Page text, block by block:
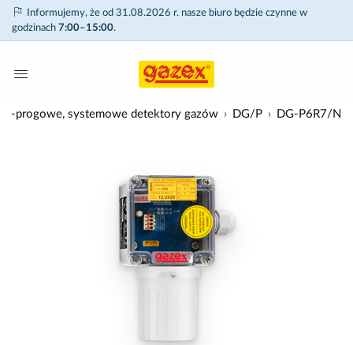
Informujemy, że od 31.08.2026 r. nasze biuro będzie czynne w
godzinach 7:00–15:00.
progowe, systemowe detektory gazów DG/P DG-P6R7/N